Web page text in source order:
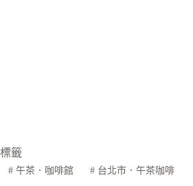
標籤
#午茶．咖啡館 #台北市．午茶咖啡